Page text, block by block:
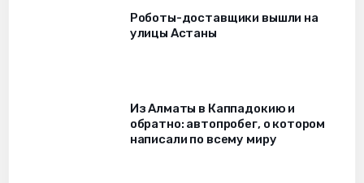
Роботы-доставщики вышли на
улицы Астаны
Из Алматы в Каппадокию и
обратно: автопробег, о котором
написали по всему миру